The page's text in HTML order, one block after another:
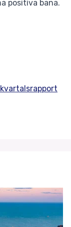
positiva bana.